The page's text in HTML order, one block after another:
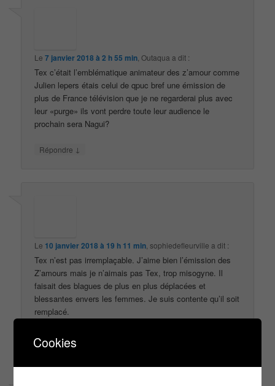
Le7 janvier 2018 à 2 h 55 min ,Outaqua a dit :
Tex c’était l’emblématique animateur des z’amour comme
Julien lepers étais celui de qpuc bref une émission de
plus de France télévision que je ne regarderai plus avec
leur «purge» ils vont perdre toute leur audience le
prochain sera Nagui?
Répondre ↓
Le 10 janvier 2018 à 19 h 11 min ,sophiedefleurville a dit :
Tex n’est pas irremplaçable. J’aime bien l’émission des
Z’amours mais je n’aimais pas Tex, trop misogyne. Il
faisait des blagues de plus en plus déplacées et
blessantes envers les femmes. Je suis contente qu’il soit
remplacé.
Répondre
Cookies